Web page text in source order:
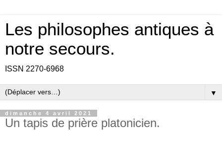
Les philosophes antiques à
notre secours.
ISSN 2270-6968
▼
dimanche 4 avril 2021
Un tapis de prière platonicien.